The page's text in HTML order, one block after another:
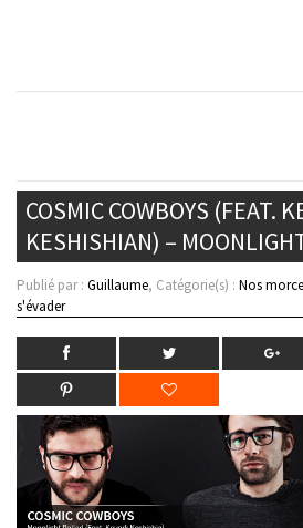
COSMIC COWBOYS (FEAT.
KESHISHIAN) –
Publié par : Guillaume, Catégorie(s) : Nos
s'évader